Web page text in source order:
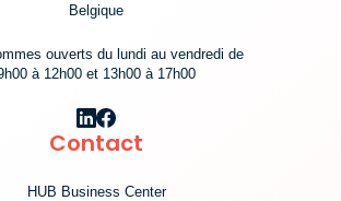
Belgique
ouverts du lundi au vendredi de
à 12h00 et 13h00 à 17h00
Contact
HUB Business Center